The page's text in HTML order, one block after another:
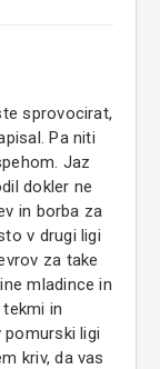
sprovocirat,
Pa niti
Jaz
dokler ne
in borba za
v drugi ligi
za take
mladince in
in
pomurski ligi
kriv, da vas